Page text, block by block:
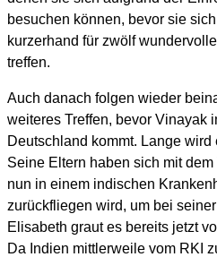
besuchen können, bevor sie
kurzerhand für zwölf
treffen.
Auch danach folgen wieder
weiteres Treffen, bevor Vinayak
Deutschland kommt. Lange
Seine Eltern haben sich mit
nun in einem indischen
zurückfliegen wird, um bei
Elisabeth graut es bereits jetzt
Da Indien mittlerweile vom RKI